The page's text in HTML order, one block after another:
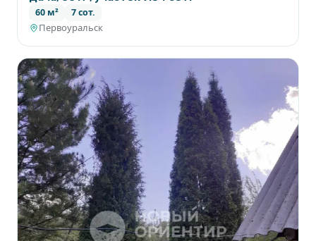
60 м² 7 сот.
Первоуральск